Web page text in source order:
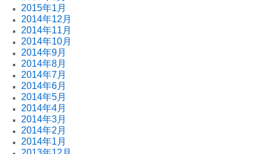
2015年1月
2014年12月
2014年11月
2014年10月
2014年9月
2014年8月
2014年7月
2014年6月
2014年5月
2014年4月
2014年3月
2014年2月
2014年1月